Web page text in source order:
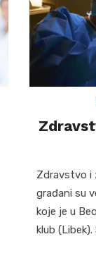
Zdravstvo i
građani su
koje je u
klub